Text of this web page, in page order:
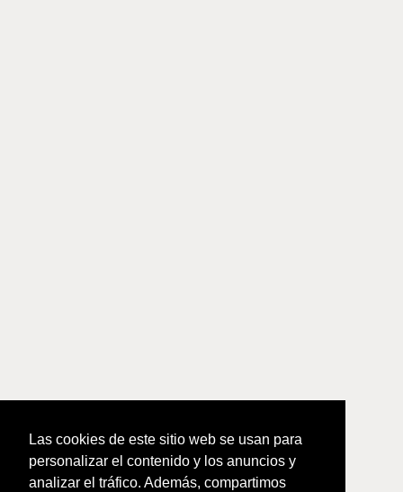
Las cookies de este sitio web se usan para
personalizar el contenido y los anuncios y
analizar el tráfico. Además, compartimos